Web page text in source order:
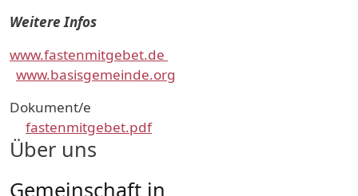
Weitere Infos
www.fastenmitgebet.de
www.basisgemeinde.org
Dokument/e
fastenmitgebet.pdf
Über uns
Gemeinschaft in